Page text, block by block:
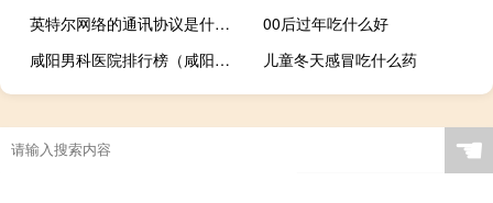
英特尔网络的通讯协议是什么（英特尔高管表示 网络存储和服务器架构正在发展）
00后过年吃什么好
咸阳男科医院排行榜（咸阳男科医院）
儿童冬天感冒吃什么药
☚